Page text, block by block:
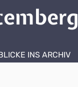
INS ARCHIV